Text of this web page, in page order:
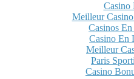
Casino
Meilleur
Casinos
Casino En
Meilleur
Paris
Casino